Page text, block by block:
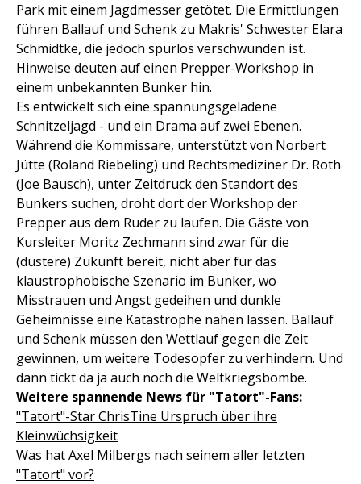
Park mit einem Jagdmesser getötet. Die Ermittlungen
führen Ballauf und Schenk zu Makris' Schwester Elara
Schmidtke, die jedoch spurlos verschwunden ist.
Hinweise deuten auf einen Prepper-Workshop in
einem unbekannten Bunker hin.
Es entwickelt sich eine spannungsgeladene
Schnitzeljagd - und ein Drama auf zwei Ebenen.
Während die Kommissare, unterstützt von Norbert
Jütte (Roland Riebeling) und Rechtsmediziner Dr. Roth
(Joe Bausch), unter Zeitdruck den Standort des
Bunkers suchen, droht dort der Workshop der
Prepper aus dem Ruder zu laufen. Die Gäste von
Kursleiter Moritz Zechmann sind zwar für die
(düstere) Zukunft bereit, nicht aber für das
klaustrophobische Szenario im Bunker, wo
Misstrauen und Angst gedeihen und dunkle
Geheimnisse eine Katastrophe nahen lassen. Ballauf
und Schenk müssen den Wettlauf gegen die Zeit
gewinnen, um weitere Todesopfer zu verhindern. Und
dann tickt da ja auch noch die Weltkriegsbombe.
Weitere spannende News für "Tatort"-Fans:
"Tatort"-Star ChrisTine Urspruch über ihre
Kleinwüchsigkeit
Was hat Axel Milbergs nach seinem aller letzten
"Tatort" vor?